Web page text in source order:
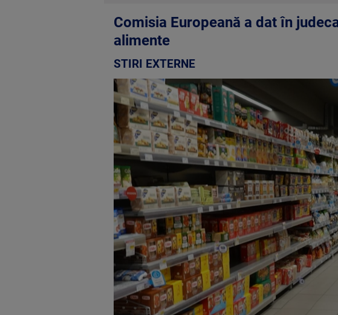
Comisia Europeană a dat în
alimente
STIRI EXTERNE